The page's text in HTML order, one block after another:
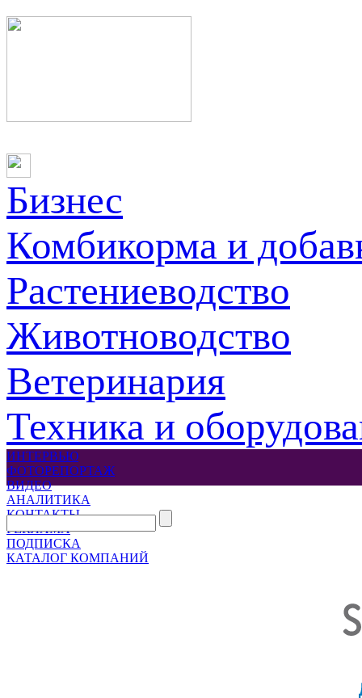
Бизнес
Комбикорма и
Растениеводство
Животноводство
Ветеринария
Техника и
ИНТЕРВЬЮ
ФОТОРЕПОРТАЖ
ВИДЕО
АНАЛИТИКА
КОНТАКТЫ
РЕКЛАМА
ПОДПИСКА
КАТАЛОГ КОМПАНИЙ